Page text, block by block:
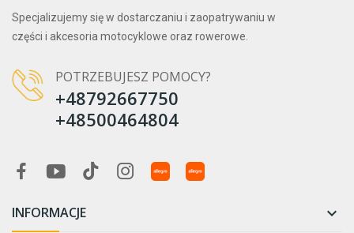
Specjalizujemy się w dostarczaniu i zaopatrywaniu w
części i akcesoria motocyklowe oraz rowerowe.
POTRZEBUJESZ POMOCY?
+48792667750
+48500464804
INFORMACJE 